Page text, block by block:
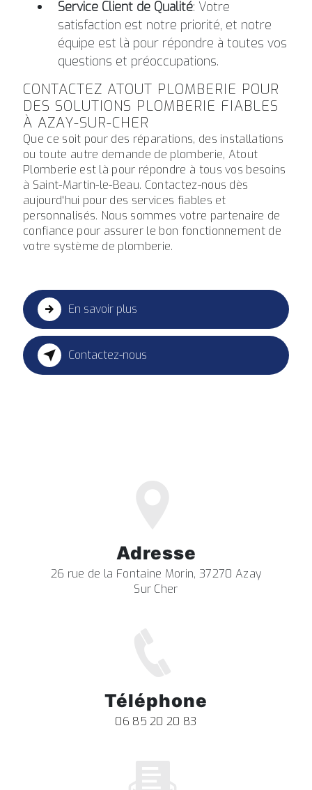
Service Client de Qualité: Votre
satisfaction est notre priorité, et notre
équipe est là pour répondre à toutes vos
questions et préoccupations.
CONTACTEZ ATOUT PLOMBERIE POUR
DES SOLUTIONS PLOMBERIE FIABLES
À AZAY-SUR-CHER
Que ce soit pour des réparations, des installations
ou toute autre demande de plomberie, Atout
Plomberie est là pour répondre à tous vos besoins
à Saint-Martin-le-Beau. Contactez-nous dès
aujourd'hui pour des services fiables et
personnalisés. Nous sommes votre partenaire de
confiance pour assurer le bon fonctionnement de
votre système de plomberie.
En savoir plus
Contactez-nous
Adresse
26 rue de la Fontaine Morin, 37270 Azay
Sur Cher
Téléphone
06 85 20 20 83